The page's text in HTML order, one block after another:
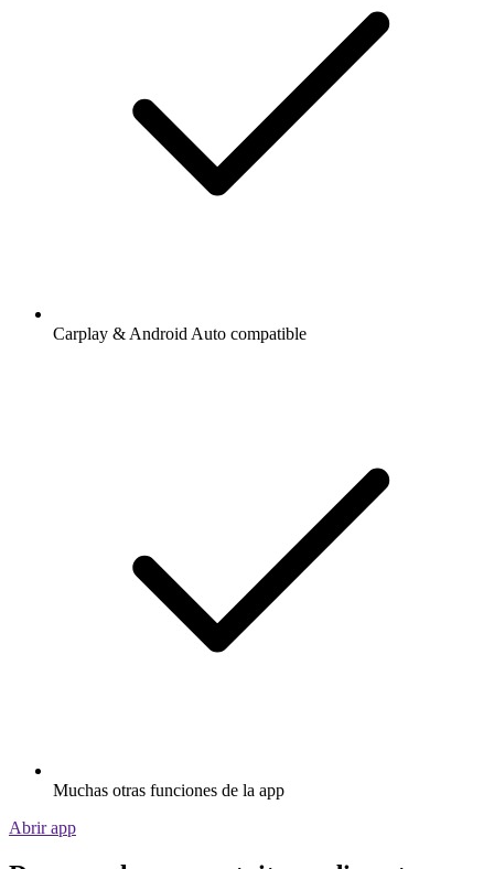
Carplay & Android Auto compatible
Muchas otras funciones de la app
Abrir app